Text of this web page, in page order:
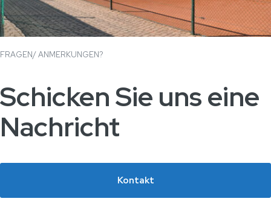
FRAGEN/ ANMERKUNGEN?
Schicken Sie uns eine
Nachricht
Kontakt